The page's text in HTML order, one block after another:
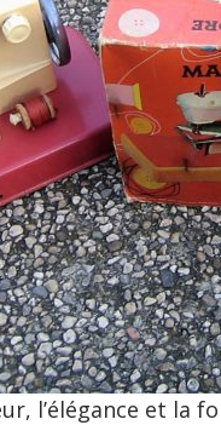
l’élégance et la